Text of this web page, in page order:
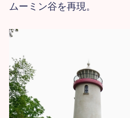
ムーミン谷を再現。